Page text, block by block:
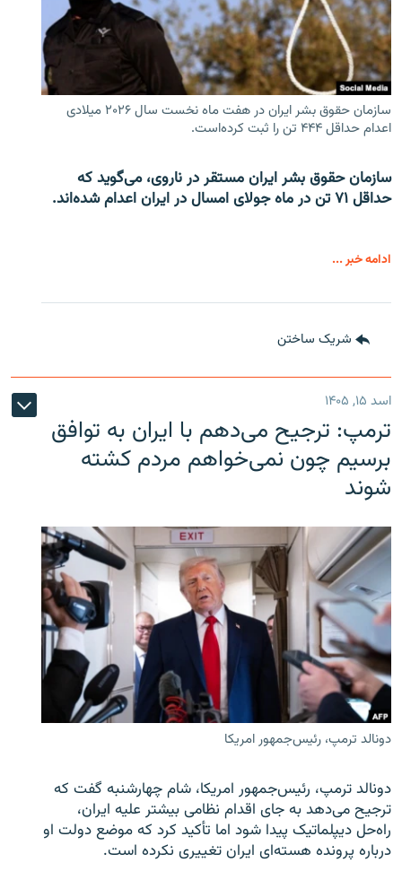
سازمان حقوق بشر ایران در هفت ماه نخست سال ۲۰۲۶ میلادی
اعدام حداقل ۴۴۴ تن را ثبت کرده‌است.
سازمان حقوق بشر ایران مستقر در ناروی، می‌گوید که
حداقل ۷۱ تن در ماه جولای امسال در ایران اعدام شده‌اند.
ادامه خبر ...
شریک ساختن
اسد ۱۵, ۱۴۰۵
ترمپ: ترجیح می‌دهم با ایران به توافق
برسیم چون نمی‌خواهم مردم کشته
شوند
دونالد ترمپ، رئیس‌جمهور امریکا
دونالد ترمپ، رئیس‌جمهور امریکا، شام چهارشنبه گفت که
ترجیح می‌دهد به جای اقدام نظامی بیشتر علیه ایران،
راه‌حل دیپلماتیک پیدا شود اما تأکید کرد که موضع دولت او
درباره پرونده هسته‌ای ایران تغییری نکرده است.